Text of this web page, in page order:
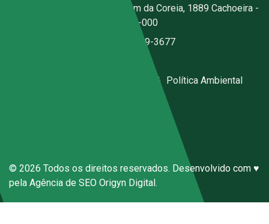
Estrada Jerusalém da Coreia, 1889 Cachoeira -
Santa Isabel - SP - CEP 07500-000
(11) 97059-3677
Política Ambiental
© 2026 Todos os direitos reservados. Desenvolvido com ♥
pela Agência de SEO Origyn Digital.